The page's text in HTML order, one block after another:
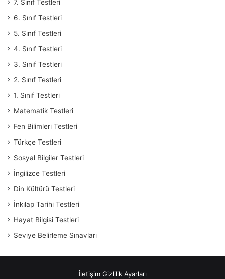
7. Sınıf Testleri
6. Sınıf Testleri
5. Sınıf Testleri
4. Sınıf Testleri
3. Sınıf Testleri
2. Sınıf Testleri
1. Sınıf Testleri
Matematik Testleri
Fen Bilimleri Testleri
Türkçe Testleri
Sosyal Bilgiler Testleri
İngilizce Testleri
Din Kültürü Testleri
İnkılap Tarihi Testleri
Hayat Bilgisi Testleri
Seviye Belirleme Sınavları
İletişim Gizlilik Ayarları